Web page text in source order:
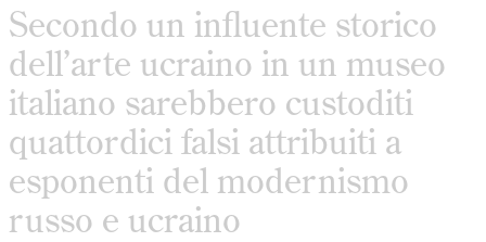
Secondo un influente storico
dell’arte ucraino in un museo
italiano sarebbero custoditi
quattordici falsi attribuiti a
esponenti del modernismo
russo e ucraino